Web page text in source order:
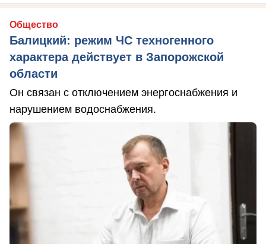
Общество
Балицкий: режим ЧС техногенного
характера действует в Запорожской
области
Он связан с отключением энергоснабжения и
нарушением водоснабжения.